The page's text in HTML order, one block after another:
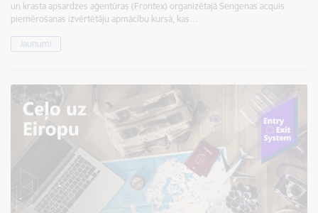
un krasta apsardzes aģentūras (Frontex) organizētajā Šengenas acquis
piemērošanas izvērtētāju apmācību kursā, kas…
Jaunumi